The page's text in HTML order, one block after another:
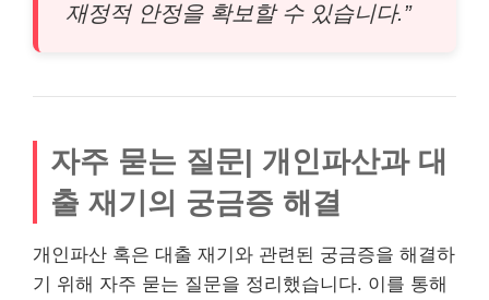
재정적 안정을 확보할 수 있습니다.”
자주 묻는 질문| 개인파산과 대
출 재기의 궁금증 해결
개인파산 혹은 대출 재기와 관련된 궁금증을 해결하
기 위해 자주 묻는 질문을 정리했습니다. 이를 통해